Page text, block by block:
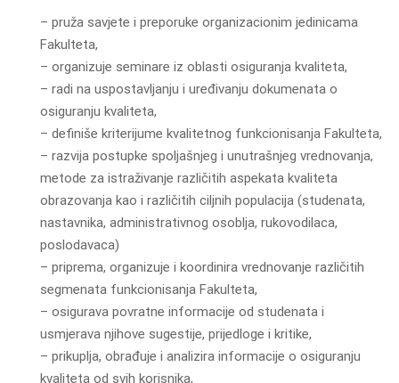
– pruža savjete i preporuke organizacionim jedinicama
Fakulteta,
– organizuje seminare iz oblasti osiguranja kvaliteta,
– radi na uspostavljanju i uređivanju dokumenata o
osiguranju kvaliteta,
– definiše kriterijume kvalitetnog funkcionisanja Fakulteta,
– razvija postupke spoljašnjeg i unutrašnjeg vrednovanja,
metode za istraživanje različitih aspekata kvaliteta
obrazovanja kao i različitih ciljnih populacija (studenata,
nastavnika, administrativnog osoblja, rukovodilaca,
poslodavaca)
– priprema, organizuje i koordinira vrednovanje različitih
segmenata funkcionisanja Fakulteta,
– osigurava povratne informacije od studenata i
usmjerava njihove sugestije, prijedloge i kritike,
– prikuplja, obrađuje i analizira informacije o osiguranju
kvaliteta od svih korisnika,